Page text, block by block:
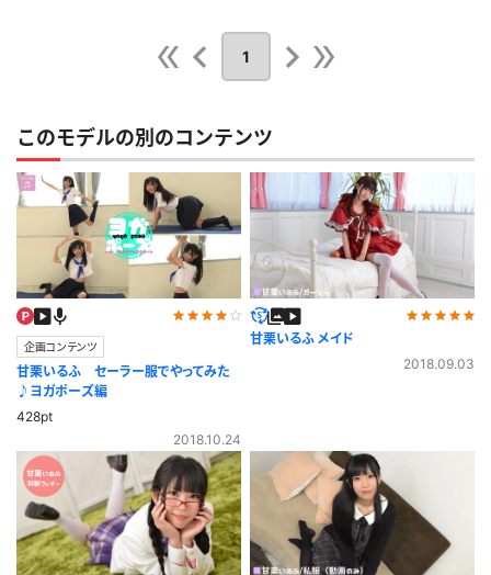
1
このモデルの別のコンテンツ
企画コンテンツ
甘栗いるふ セーラー服でやってみた
♪ヨガポーズ編
428pt
2018.10.24
甘栗いるふ メイド
2018.09.03